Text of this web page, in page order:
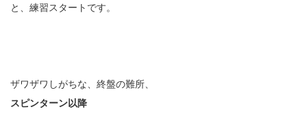
と、練習スタートです。
ザワザワしがちな、終盤の難所、
スピンターン以降